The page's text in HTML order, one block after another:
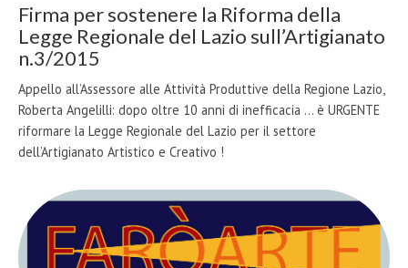
Firma per sostenere la Riforma della
Legge Regionale del Lazio sull’Artigianato
n.3/2015
Appello all’Assessore alle Attività Produttive della Regione Lazio,
Roberta Angelilli: dopo oltre 10 anni di inefficacia ... è URGENTE
riformare la Legge Regionale del Lazio per il settore
dell’Artigianato Artistico e Creativo !